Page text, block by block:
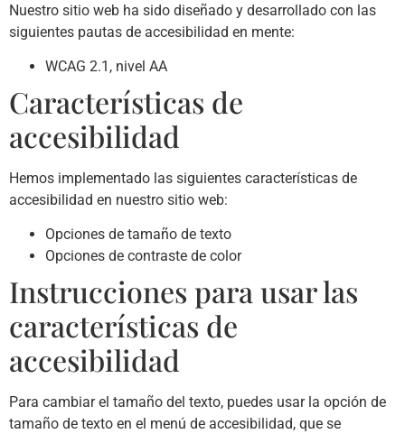
Nuestro sitio web ha sido diseñado y desarrollado con las
siguientes pautas de accesibilidad en mente:
WCAG 2.1, nivel AA
Características de
accesibilidad
Hemos implementado las siguientes características de
accesibilidad en nuestro sitio web:
Opciones de tamaño de texto
Opciones de contraste de color
Instrucciones para usar las
características de
accesibilidad
Para cambiar el tamaño del texto, puedes usar la opción de
tamaño de texto en el menú de accesibilidad, que se